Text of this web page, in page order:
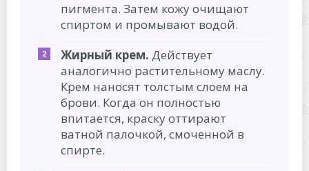
пигмента. Затем кожу очищают
спиртом и промывают водой.
Жирный крем. Действует
аналогично растительному маслу.
Крем наносят толстым слоем на
брови. Когда он полностью
впитается, краску оттирают
ватной палочкой, смоченной в
спирте.